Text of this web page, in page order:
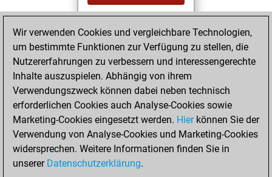
You played 40
slow games
Play
You scored +11
=2 -27 in slow games
Mittwoch, Mai 13,
2026
You played 5
bullet games
Play
You scored +1
Wir verwenden Cookies und vergleichbare Technologien,
um bestimmte Funktionen zur Verfügung zu stellen, die
Nutzererfahrungen zu verbessern und interessengerechte
Inhalte auszuspielen. Abhängig von ihrem
Verwendungszweck können dabei neben technisch
erforderlichen Cookies auch Analyse-Cookies sowie
Marketing-Cookies eingesetzt werden. Hierkönnen Sie der
Verwendung von Analyse-Cookies und Marketing-Cookies
widersprechen. Weitere Informationen finden Sie in
unserer Datenschutzerklärung.